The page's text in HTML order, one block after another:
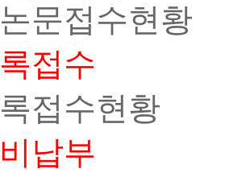
문접수현황
접수
접수현황
납부